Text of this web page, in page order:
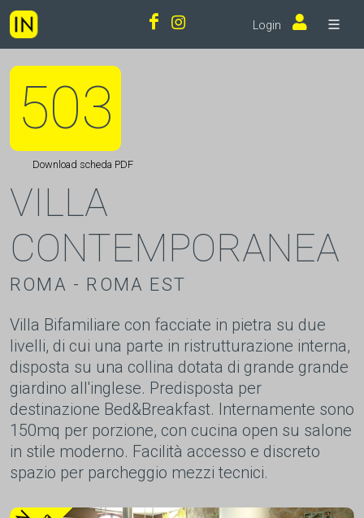
Login
503
Download scheda PDF
VILLA
CONTEMPORANEA
ROMA - ROMA EST
Villa Bifamiliare con facciate in pietra su due
livelli, di cui una parte in ristrutturazione interna,
disposta su una collina dotata di grande grande
giardino all'inglese. Predisposta per
destinazione Bed&Breakfast. Internamente sono
150mq per porzione, con cucina open su salone
in stile moderno. Facilità accesso e discreto
spazio per parcheggio mezzi tecnici.